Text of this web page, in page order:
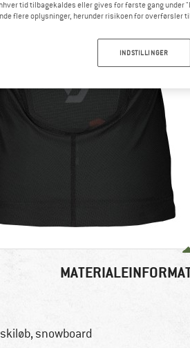
snowboard
tid tilbagekaldes eller gives for første gang under
flere oplysninger, herunder risikoen for overførsler
INDSTILLINGER